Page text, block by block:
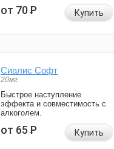
от 70Р Купить
Сиалис Софт
20мг
Быстрое наступление
эффекта и совместимость с
алкоголем.
от 65Р Купить